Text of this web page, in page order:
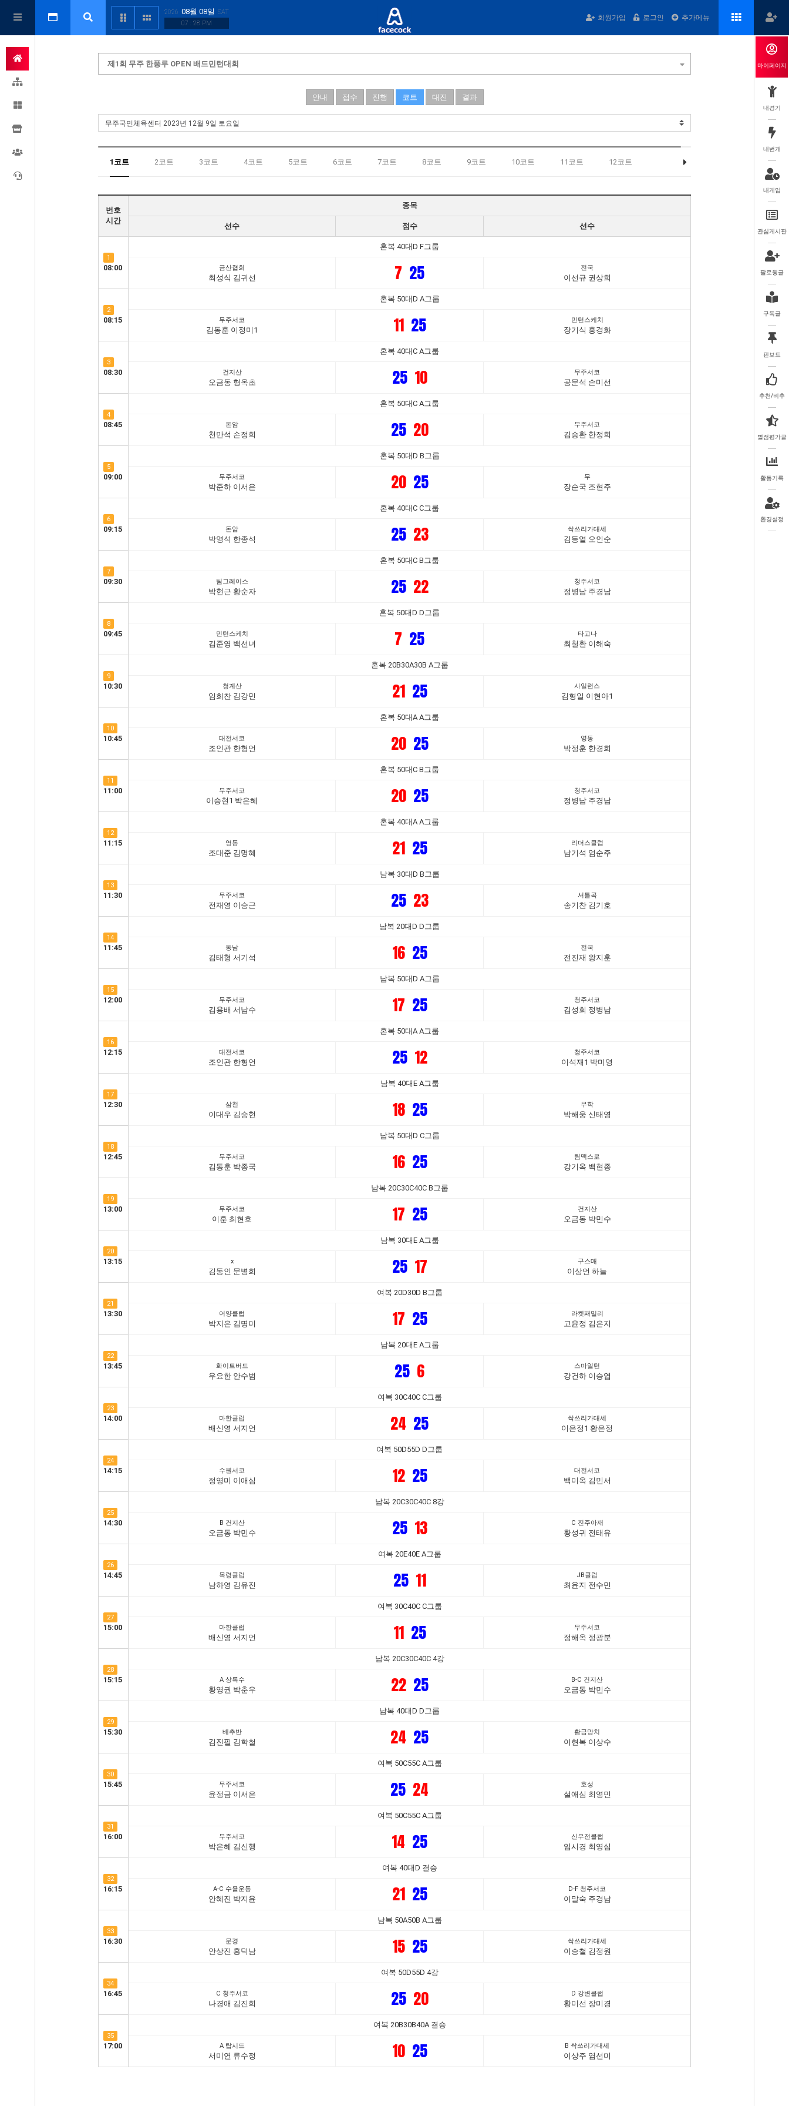
2026 08월 08일 SAT
07 : 28 PM
회원가입 로그인 추가메뉴
제1회 무주 한풍루 OPEN 배드민턴대회
안내 접수 진행 코트 대진 결과
1코트 2코트 3코트 4코트 5코트 6코트 7코트 8코트 9코트 10코트 11코트 12코트
번호
시간
종목
선수 점수 선수
1
08:00
혼복 40대D F그룹
금산협회
최성식 김귀선 7 25 전국
이선규 권상희
2
08:15
혼복 50대D A그룹
무주서코
김동훈 이정미1 11 25 민턴스케치
장기식 홍경화
3
08:30
혼복 40대C A그룹
건지산
오금동 형옥초 25 10 무주서코
공문석 손미선
4
08:45
혼복 50대C A그룹
돈암
천만석 손정희 25 20 무주서코
김승환 한정희
5
09:00
혼복 50대D B그룹
무주서코
박준하 이서은 20 25 무
장순국 조현주
6
09:15
혼복 40대C C그룹
돈암
박영석 한종석 25 23 싹쓰리가대세
김동열 오인순
7
09:30
혼복 50대C B그룹
팀그레이스
박현근 황순자 25 22 청주서코
정병남 주경남
8
09:45
혼복 50대D D그룹
민턴스케치
김준영 백선녀 7 25 타고나
최철환 이해숙
9
10:30
혼복 20B30A30B A그룹
청계산
임희찬 김강민 21 25 사일런스
김형일 이현아1
10
10:45
혼복 50대A A그룹
대전서코
조인관 한형언 20 25 영동
박정훈 한경희
11
11:00
혼복 50대C B그룹
무주서코
이승현1 박은혜 20 25 청주서코
정병남 주경남
12
11:15
혼복 40대A A그룹
영동
조대준 김명혜 21 25 리더스클럽
남기석 엄순주
13
11:30
남복 30대D B그룹
무주서코
전재영 이승근 25 23 셔틀콕
송기찬 김기호
14
11:45
남복 20대D D그룹
동남
김태형 서기석 16 25 전국
전진재 왕지훈
15
12:00
남복 50대D A그룹
무주서코
김용배 서남수 17 25 청주서코
김성회 정병남
16
12:15
혼복 50대A A그룹
대전서코
조인관 한형언 25 12 청주서코
이석재1 박미영
17
12:30
남복 40대E A그룹
삼천
이대우 김승현 18 25 무학
박해웅 신태영
18
12:45
남복 50대D C그룹
무주서코
김동훈 박종국 16 25 팀맥스로
강기옥 백현종
19
13:00
남복 20C30C40C B그룹
무주서코
이훈 최현호 17 25 건지산
오금동 박민수
20
13:15
남복 30대E A그룹
x
김동인 문병희 25 17 구스매
이상언 하늘
21
13:30
여복 20D30D B그룹
어양클럽
박지은 김명미 17 25 라켓패밀리
고윤정 김은지
22
13:45
남복 20대E A그룹
화이트버드
우요한 안수범 25 6 스마일턴
강건하 이승엽
23
14:00
여복 30C40C C그룹
마한클럽
배신영 서지언 24 25 싹쓰리가대세
이은정1 황은정
24
14:15
여복 50D55D D그룹
수원서코
정영미 이애심 12 25 대전서코
백미옥 김민서
25
14:30
남복 20C30C40C 8강
B 건지산
오금동 박민수 25 13 C 진주아재
황성귀 전태유
26
14:45
여복 20E40E A그룹
목령클럽
남하영 김유진 25 11 JB클럽
최윤지 전수민
27
15:00
여복 30C40C C그룹
마한클럽
배신영 서지언 11 25 무주서코
정해옥 정광분
28
15:15
남복 20C30C40C 4강
A 상록수
황영권 박춘우 22 25 B-C 건지산
오금동 박민수
29
15:30
남복 40대D D그룹
배추반
김진필 김학철 24 25 황금망치
이현복 이상수
30
15:45
여복 50C55C A그룹
무주서코
윤정금 이서은 25 24 호성
설애심 최영민
31
16:00
여복 50C55C A그룹
무주서코
박은혜 김신행 14 25 신우전클럽
임시경 최영심
32
16:15
여복 40대D 결승
A-C 수욜운동
안혜진 박지윤 21 25 D-F 청주서코
이말숙 주경남
33
16:30
남복 50A50B A그룹
문경
안상진 홍덕남 15 25 싹쓰리가대세
이승철 김정원
34
16:45
여복 50D55D 4강
C 청주서코
나경애 김진희 25 20 D 강변클럽
황미선 장미경
35
17:00
여복 20B30B40A 결승
A 탑시드
서미연 류수정 10 25 B 싹쓰리가대세
이상주 염선미
마이페이지
내경기
내번개
내게임
관심게시판
팔로윙글
구독글
핀보드
추천/비추
별점평가글
활동기록
환경설정